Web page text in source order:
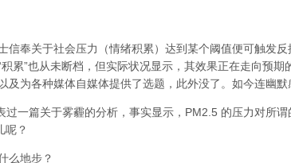
信奉关于社会压力（情绪积累）达到某个阈值便可触发
累”也从未断档，但实际状况显示，其效果正在走向预期
及为各种媒体自媒体提供了选题，此外没了。如今连幽默
一篇关于雾霾的分析，事实显示，PM2.5 的压力对所谓
呢？
么地步？